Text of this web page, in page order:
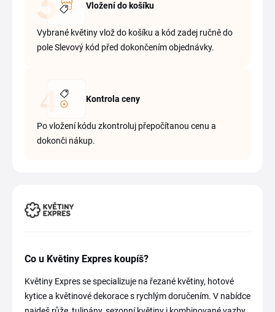
Vložení do košíku
Vybrané květiny vlož do košíku a kód zadej ručně do
pole Slevový kód před dokončením objednávky.
Kontrola ceny
Po vložení kódu zkontroluj přepočítanou cenu a
dokonči nákup.
Co u Květiny Expres koupíš?
Květiny Expres se specializuje na řezané květiny, hotové
kytice a květinové dekorace s rychlým doručením. V nabídce